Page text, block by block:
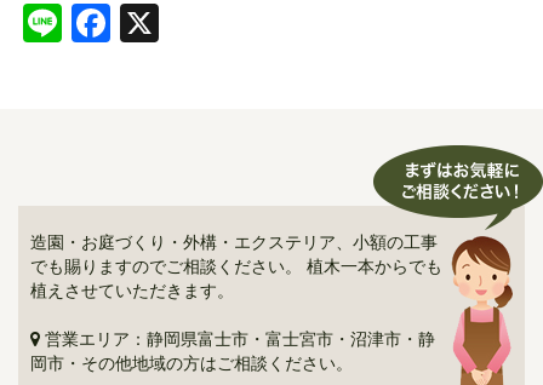
LineFacebook
造園・お庭づくり・外構・エクステリア、小額の工事
でも賜りますのでご相談ください。 植木一本からでも
植えさせていただきます。
営業エリア：静岡県富士市・富士宮市・沼津市・静
岡市・その他地域の方はご相談ください。